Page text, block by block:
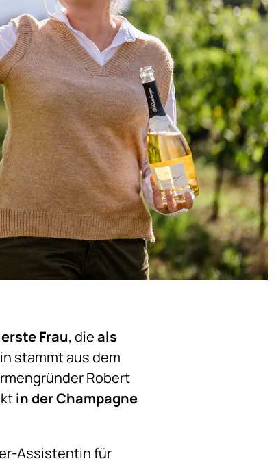
Frau, dieals
stammt aus dem
Robert
in der Champagne
Assistentin für